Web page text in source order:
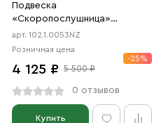
Подвеска
«Скоропослушница»
чернение, позолота
арт. 102.1.0053NZ
Розничная цена
4 125 ₽ 5 500 ₽
-25%
0 отзывов
Купить